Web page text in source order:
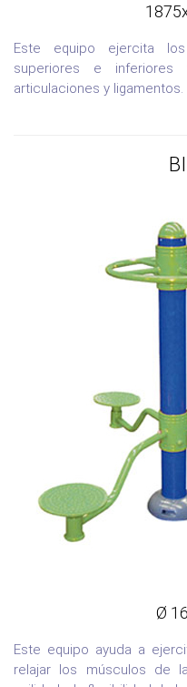
Este equipo ejercita
superiores e
articulaciones y ligamentos.
Ø
Este equipo ayuda a
relajar los músculos de